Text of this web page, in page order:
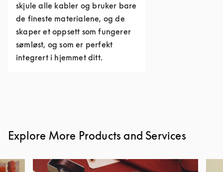
skjule alle kabler og bruker bare
de fineste materialene, og de
skaper et oppsett som fungerer
sømløst, og som er perfekt
integrert i hjemmet ditt.
Explore More Products and Services